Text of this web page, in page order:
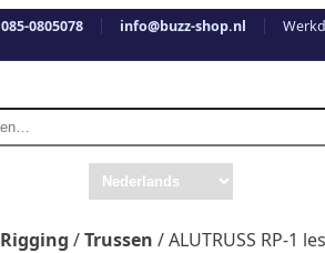
085-0805078 info@buzz-shop.nl
/Trussen / ALUTRUSS RP-1